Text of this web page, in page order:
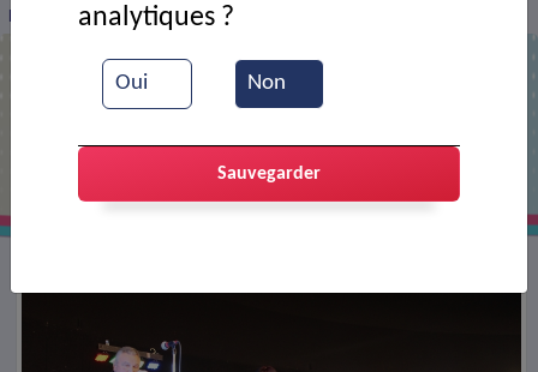
Repas des anciens
Oui Non
analytiques ?
Sauvegarder